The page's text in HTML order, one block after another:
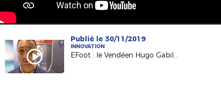
Publié le 30/11/2019
INNOVATION
EFoot : le Vendéen Hugo Gabillaud vainqueur de la finale régionale FIFA20 !